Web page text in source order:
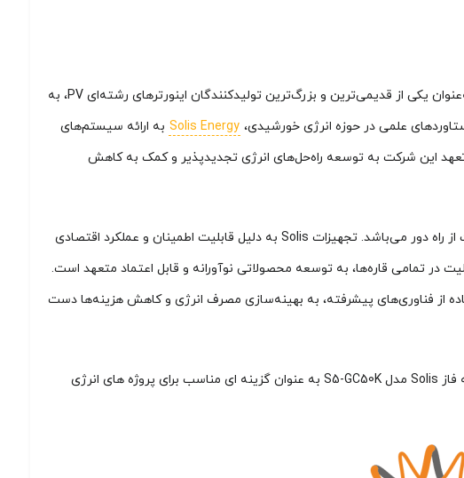
شرکت Solis Energy در سال 2005 به منظور تحقق اهداف مرتبط با انرژی پاک و ایجاد جامعه‌ای عاری از کربن تأسیس شد. این شرکت به‌عنوان یکی از قدیمی‌ترین و بزرگ‌ترین تولیدکنندگان اینورترهای رشته‌ای PV، به
علمی در حوزه انرژی خورشیدی، Solis Energy به ارائه سیستم‌های
این شرکت به توسعه راه‌حل‌های انرژی تجدیدپذیر و کمک به کاهش
محصولات این شرکت شامل ژنراتورهای خورشیدی، سیستم‌های مستقل از شبکه، انژکتورهای POE، مبدل‌های DC به DC و تجهیزات نظارت از راه دور می‌باشد. تجهیزات Solis به دلیل قابلیت اطمینان و عملکرد اقتصادی
تمامی قاره‌ها، به توسعه محصولاتی نوآورانه و قابل اعتماد متعهد است.
از فناوری‌های پیشرفته، به بهینه‌سازی مصرف انرژی و کاهش هزینه‌ها دست
با توجه به افزایش روز افزون تمایل به استفاده از انرژی‌ های تجدیدپذیر و کاهش اثرات منفی محیطی اینورتر متصل به شبکه 50Kw سه فاز Solis مدل S5-GC50K به عنوان گزینه‌ ای مناسب برای پروژه‌ های انرژی